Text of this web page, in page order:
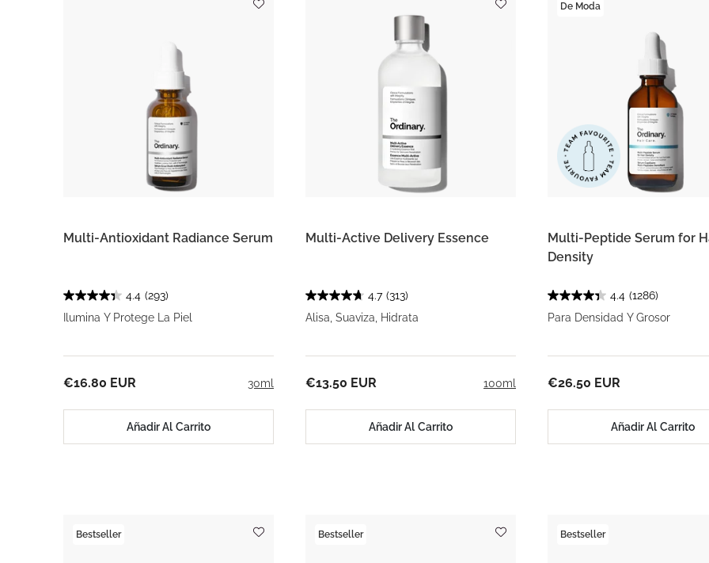
Multi-Antioxidant Radiance Serum
4.4 (293)
Ilumina Y Protege La Piel
30ml
€16.80 EUR
Añadir Al Carrito
Multi-Active Delivery Essence
4.7 (313)
Alisa, Suaviza, Hidrata
100ml
€13.50 EUR
Añadir Al Carrito
De Moda
Multi-Peptide Serum for
Density
4.4 (1286)
Para Densidad Y Grosor
€26.50 EUR
Añadir Al Carrito
Bestseller Bestseller Bestseller